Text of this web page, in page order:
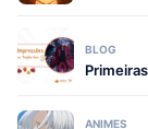
BLOG
ANIMES